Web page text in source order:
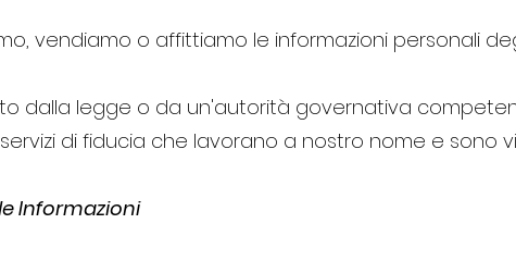
vendiamo o affittiamo le informazioni personali
dalla legge o da un'autorità governativa
di fiducia che lavorano a nostro nome e sono
Informazioni